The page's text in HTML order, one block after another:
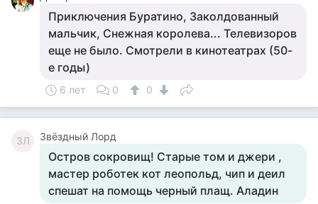
Приключения Буратино, Заколдованный
мальчик, Снежная королева... Телевизоров
еще не было. Смотрели в кинотеатрах (50-
е годы)
6 лет 0 0
ЗЛ Звёздный Лорд
Остров сокровищ! Старые том и джери ,
мастер роботек кот леопольд, чип и деил
спешат на помощь черный плащ. Аладин